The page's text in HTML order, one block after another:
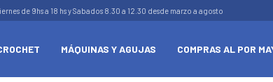
MÁQUINAS Y AGUJAS COMPRAS AL POR
de 9hs a 18 hs y Sabados 8.30 a 12.30 desde marzo a agosto